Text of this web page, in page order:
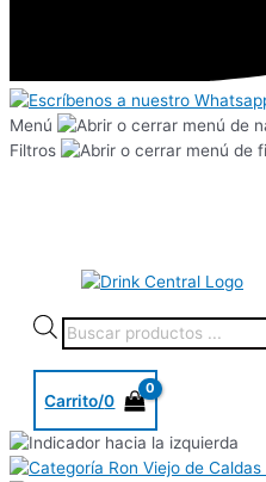
Menú
Filtros
Carrito/0